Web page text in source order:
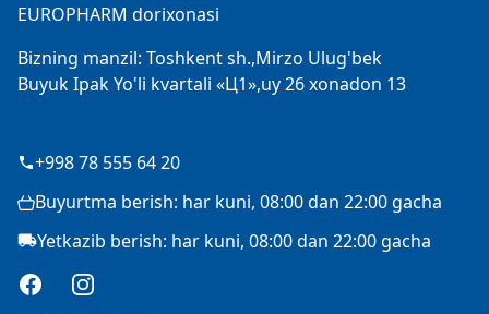
EUROPHARM dorixonasi
Bizning manzil: Toshkent sh.,Mirzo Ulug'bek
Buyuk Ipak Yo'li kvartali «Ц1»,uy 26 xonadon 13
+998 78 555 64 20
Buyurtma berish: har kuni, 08:00 dan 22:00 gacha
Yetkazib berish: har kuni, 08:00 dan 22:00 gacha
FacebookInstagram